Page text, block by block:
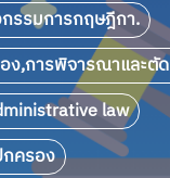
รรมการกฤษฎีกา.
,การพิจารณาและตั
law
ครอง